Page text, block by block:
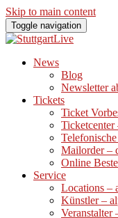
Skip to main content
Toggle navigation
News
Blog
Newsletter
Tickets
Ticket
Mailorder –
Online
Service
Locations –
Künstler –
Veranstalter